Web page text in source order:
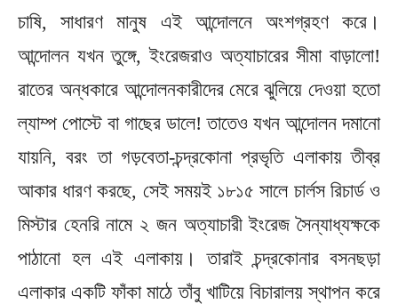
চাষি, সাধারণ মানুষ এই আন্দোলনে অংশগ্রহণ করে।
আন্দোলন যখন তুঙ্গে, ইংরেজরাও অত্যাচারের সীমা বাড়ালো!
রাতের অন্ধকারে আন্দোলনকারীদের মেরে ঝুলিয়ে দেওয়া হতো
ল্যাম্প পোস্টে বা গাছের ডালে! তাতেও যখন আন্দোলন দমানো
যায়নি, বরং তা গড়বেতা-চন্দ্রকোনা প্রভৃতি এলাকায় তীব্র
আকার ধারণ করছে, সেই সময়ই ১৮১৫ সালে চার্লস রিচার্ড ও
মিস্টার হেনরি নামে ২ জন অত্যাচারী ইংরেজ সৈন্যাধ্যক্ষকে
পাঠানো হল এই এলাকায়। তারাই চন্দ্রকোনার বসনছড়া
এলাকার একটি ফাঁকা মাঠে তাঁবু খাটিয়ে বিচারালয় স্থাপন করে